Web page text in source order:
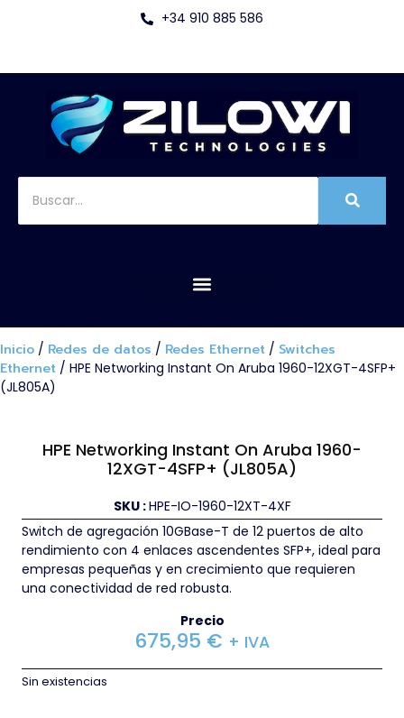
+34 910 885 586
Inicio / Redes de datos / Redes Ethernet / Switches
Ethernet / HPE Networking Instant On Aruba 1960-12XGT-4SFP+
(JL805A)
HPE Networking Instant On Aruba 1960-
12XGT-4SFP+ (JL805A)
SKU :HPE-IO-1960-12XT-4XF
Switch de agregación 10GBase-T de 12 puertos de alto
rendimiento con 4 enlaces ascendentes SFP+, ideal para
empresas pequeñas y en crecimiento que requieren
una conectividad de red robusta.
Precio
675,95 € + IVA
Sin existencias